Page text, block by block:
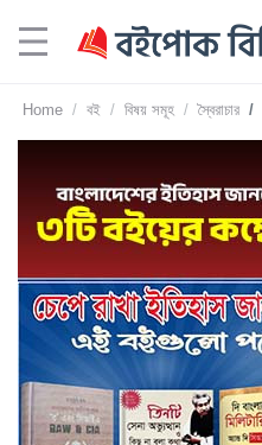
Home বই বিষয় সমূহ স্বৈরাচার